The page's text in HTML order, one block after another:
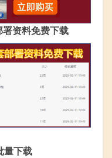
资料免费下载
量下载